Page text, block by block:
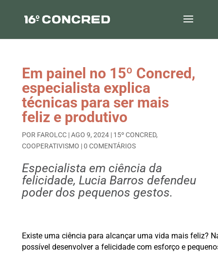
Em painel no 15º Concred,
especialista explica
técnicas para ser mais
feliz e produtivo
POR FAROLCC|AGO 9, 2024| 15º CONCRED,
COOPERATIVISMO |0 COMENTÁRIOS
Especialista em ciência da
felicidade, Lucia Barros defendeu
poder dos pequenos gestos.
Existe uma ciência para alcançar uma vida mais feliz?
possível desenvolver a felicidade com esforço e